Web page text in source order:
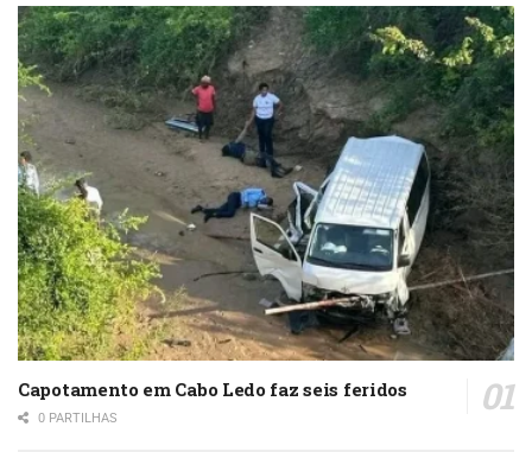
Capotamento em Cabo Ledo faz seis feridos
0 PARTILHAS